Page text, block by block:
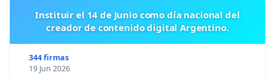
Instituir el 14 de Junio como día nacional del
creador de contenido digital Argentino.
344 firmas
19 Jun 2026